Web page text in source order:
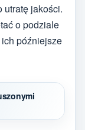
utratę jakości.
o podziale
późniejsze